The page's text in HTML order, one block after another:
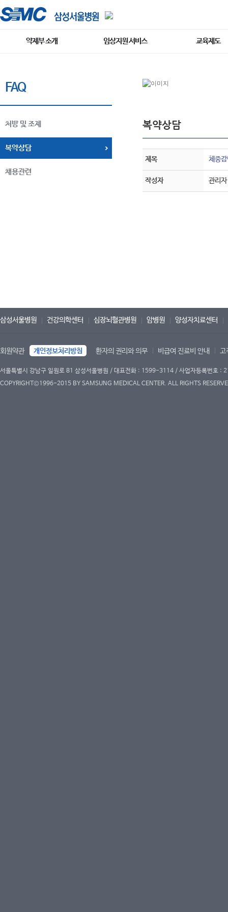
약제부 소개 임상지원 서비스 교육제도
FAQ
처방 및 조제
복약상담
채용관련
복약상담
제목 체중
작성자 관리자
삼성서울병원 건강의학센터 심장뇌혈관병원 암병원 양성자치료센터
회원약관 개인정보처리방침 환자의 권리와 의무 비급여 진료비 안내 고
서울특별시 강남구 일원로 81 삼성서울병원 / 대표전화 : 1599-3114 / 사업자등록번호
COPYRIGHT©1996-2015 BY SAMSUNG MEDICAL CENTER. ALL RIGHTS